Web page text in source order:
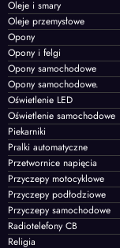
Oleje i smary
Oleje przemysłowe
Opony
Opony i felgi
Opony samochodowe
Opony samochodowe.
Oświetlenie LED
Oświetlenie samochodowe
Piekarniki
Pralki automatyczne
Przetwornice napięcia
Przyczepy motocyklowe
Przyczepy podłodziowe
Przyczepy samochodowe
Radiotelefony CB
Religia